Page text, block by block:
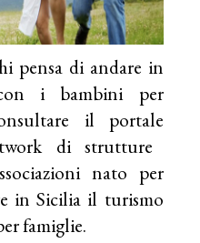
pensa di andare in
i bambini per
il portale
di strutture
nato per
in Sicilia il turismo
famiglie.